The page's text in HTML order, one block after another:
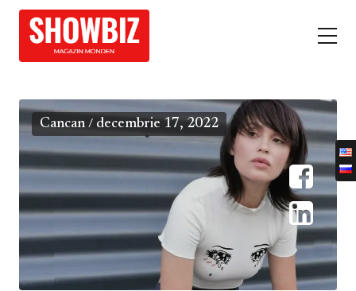
Cancan/ decembrie 17, 2022